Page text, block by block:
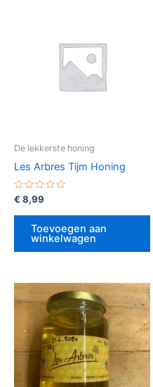
De lekkerste honing
Les Arbres Tijm Honing
Gewaardeerd
uit
€ 8,99
Toevoegen aan
winkelwagen